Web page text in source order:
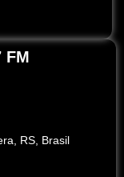
FM
RS, Brasil